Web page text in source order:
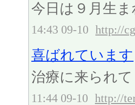
今日は９月生
14:43 09-10 http://
喜ばれています
治療に来られ
11:44 09-10 http://